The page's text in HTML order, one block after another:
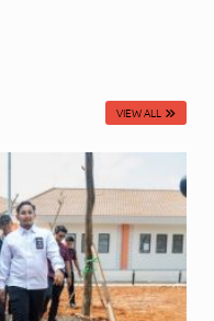
VIEW ALL